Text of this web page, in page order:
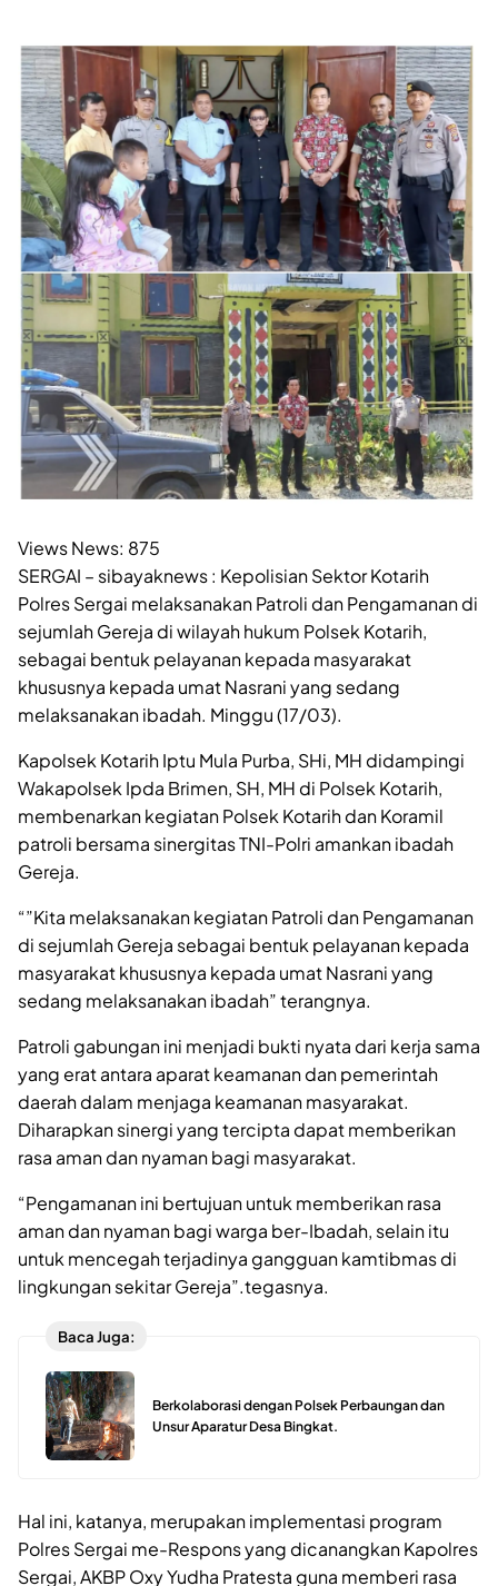
Views News: 875
SERGAI – sibayaknews : Kepolisian Sektor Kotarih
Polres Sergai melaksanakan Patroli dan Pengamanan di
sejumlah Gereja di wilayah hukum Polsek Kotarih,
sebagai bentuk pelayanan kepada masyarakat
khususnya kepada umat Nasrani yang sedang
melaksanakan ibadah. Minggu (17/03).
Kapolsek Kotarih Iptu Mula Purba, SHi, MH didampingi
Wakapolsek Ipda Brimen, SH, MH di Polsek Kotarih,
membenarkan kegiatan Polsek Kotarih dan Koramil
patroli bersama sinergitas TNI-Polri amankan ibadah
Gereja.
“”Kita melaksanakan kegiatan Patroli dan Pengamanan
di sejumlah Gereja sebagai bentuk pelayanan kepada
masyarakat khususnya kepada umat Nasrani yang
sedang melaksanakan ibadah” terangnya.
Patroli gabungan ini menjadi bukti nyata dari kerja sama
yang erat antara aparat keamanan dan pemerintah
daerah dalam menjaga keamanan masyarakat.
Diharapkan sinergi yang tercipta dapat memberikan
rasa aman dan nyaman bagi masyarakat.
“Pengamanan ini bertujuan untuk memberikan rasa
aman dan nyaman bagi warga ber-Ibadah, selain itu
untuk mencegah terjadinya gangguan kamtibmas di
lingkungan sekitar Gereja”.tegasnya.
Baca Juga:
Berkolaborasi dengan Polsek Perbaungan dan
Unsur Aparatur Desa Bingkat.
Hal ini, katanya, merupakan implementasi program
Polres Sergai me-Respons yang dicanangkan Kapolres
Sergai, AKBP Oxy Yudha Pratesta guna memberi rasa